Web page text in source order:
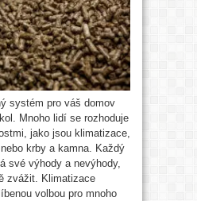
systém pro váš domov
Mnoho lidí se rozhoduje
jako jsou klimatizace,
krby a kamna. Každý
své výhody a nevýhody,
zvážit. Klimatizace
volbou pro mnoho